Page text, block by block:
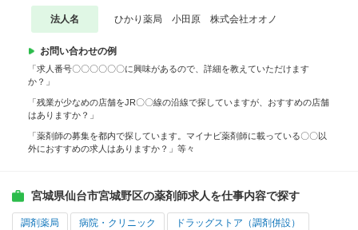
法人名 ひかり薬局 小田原 株式会社オオノ
お問い合わせの例
「求人番号〇〇〇〇〇〇に興味があるので、詳細を教えていただけます
か？」
「残業が少なめの店舗をJR〇〇線の沿線で探していますが、おすすめの店舗
はありますか？」
「薬剤師の募集を都内で探しています。マイナビ薬剤師に載っている〇〇以
外におすすめの求人はありますか？」等々
宮城県仙台市宮城野区の薬剤師求人を仕事内容で探す
調剤薬局 病院・クリニック ドラッグストア（調剤併設）